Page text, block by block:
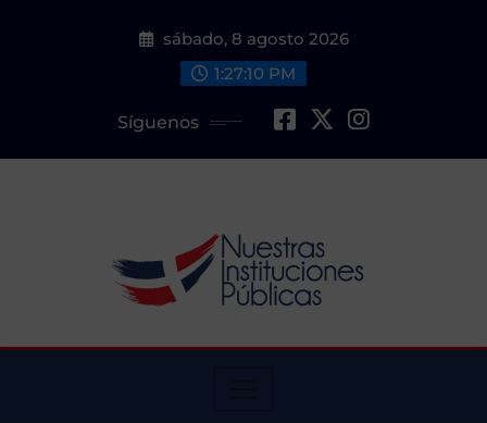
sábado, 8 agosto 2026
1:27:12 PM
Síguenos